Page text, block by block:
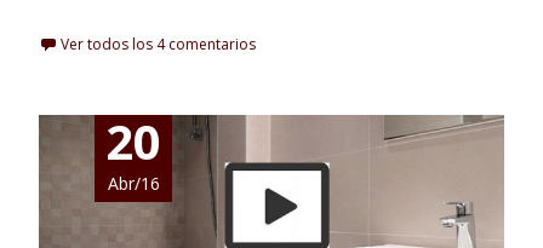
Ver todos los 4 comentarios
20
Abr/16